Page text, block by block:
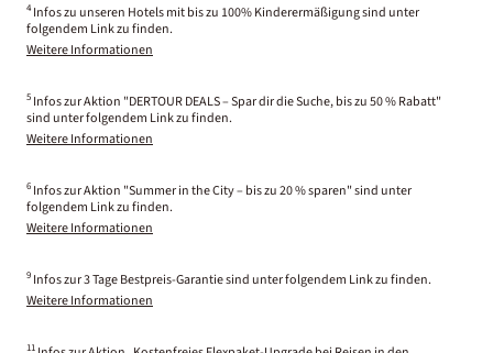
4 Infos zu unseren Hotels mit bis zu 100% Kinderermäßigung sind unter
folgendem Link zu finden.
Weitere Informationen
5 Infos zur Aktion "DERTOUR DEALS – Spar dir die Suche, bis zu 50 % Rabatt"
sind unter folgendem Link zu finden.
Weitere Informationen
6 Infos zur Aktion "Summer in the City – bis zu 20 % sparen" sind unter
folgendem Link zu finden.
Weitere Informationen
9 Infos zur 3 Tage Bestpreis-Garantie sind unter folgendem Link zu finden.
Weitere Informationen
11